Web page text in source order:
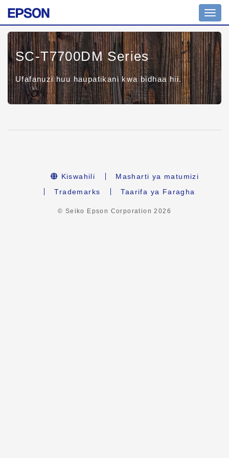
SC-T7700DM Series
Ufafanuzi huu haupatikani kwa bidhaa hii.
Kiswahili
Masharti ya matumizi
Trademarks
Taarifa ya Faragha
© Seiko Epson Corporation2026